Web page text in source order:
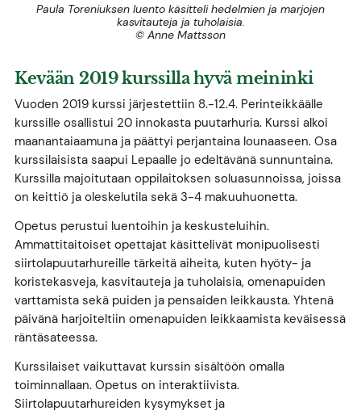
Paula Toreniuksen luento käsitteli hedelmien ja marjojen
kasvitauteja ja tuholaisia.
© Anne Mattsson
Kevään 2019 kurssilla hyvä meininki
Vuoden 2019 kurssi järjestettiin 8.-12.4. Perinteikkäälle
kurssille osallistui 20 innokasta puutarhuria. Kurssi alkoi
maanantaiaamuna ja päättyi perjantaina lounaaseen. Osa
kurssilaisista saapui Lepaalle jo edeltävänä sunnuntaina.
Kurssilla majoitutaan oppilaitoksen soluasunnoissa, joissa
on keittiö ja oleskelutila sekä 3-4 makuuhuonetta.
Opetus perustui luentoihin ja keskusteluihin.
Ammattitaitoiset opettajat käsittelivät monipuolisesti
siirtolapuutarhureille tärkeitä aiheita, kuten hyöty- ja
koristekasveja, kasvitauteja ja tuholaisia, omenapuiden
varttamista sekä puiden ja pensaiden leikkausta. Yhtenä
päivänä harjoiteltiin omenapuiden leikkaamista keväisessä
räntäsateessa.
Kurssilaiset vaikuttavat kurssin sisältöön omalla
toiminnallaan. Opetus on interaktiivista.
Siirtolapuutarhureiden kysymykset ja